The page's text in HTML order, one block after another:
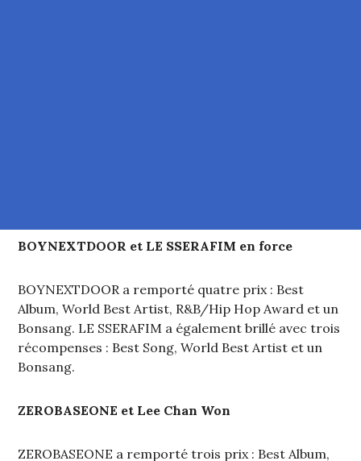
BOYNEXTDOOR et LE SSERAFIM en force
BOYNEXTDOOR a remporté quatre prix : Best
Album, World Best Artist, R&B/Hip Hop Award et un
Bonsang. LE SSERAFIM a également brillé avec trois
récompenses : Best Song, World Best Artist et un
Bonsang.
ZEROBASEONE et Lee Chan Won
ZEROBASEONE a remporté trois prix : Best Album,